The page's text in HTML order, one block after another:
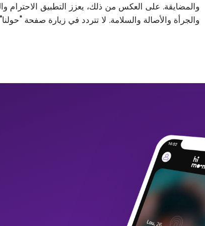
والمضايقة. على العكس من ذلك، يعزز التطبيق الاحترام
والجرأة والأصالة والسلامة. لا تتردد في زيارة صفحة